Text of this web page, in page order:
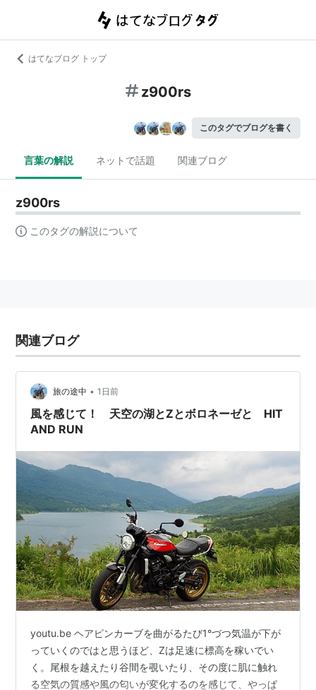
はてなブログ トップ
z900rs
このタグでブログを書く
言葉の解説 ネットで話題 関連ブログ
z900rs
このタグの解説について
関連ブログ
旅の途中 • 1日前
風を感じて！ 天空の湖とZとボロネーゼと HIT
AND RUN
youtu.be ヘアピンカーブを曲がるたび1°づつ気温が下が
っていくのではと思うほど、Zは足速に標高を稼いでい
く。尾根を越えたり谷間を覗いたり、その度に肌に触れ
る空気の質感や風の匂いが変化するのを感じて、やっぱ